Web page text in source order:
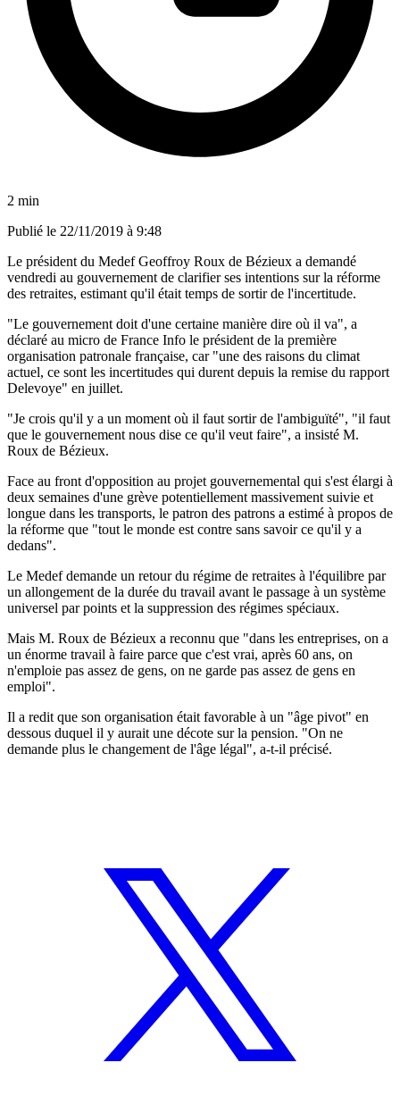
2 min
Publié le 22/11/2019 à 9:48
Le président du Medef Geoffroy Roux de Bézieux a demandé
vendredi au gouvernement de clarifier ses intentions sur la réforme
des retraites, estimant qu'il était temps de sortir de l'incertitude.
"Le gouvernement doit d'une certaine manière dire où il va", a
déclaré au micro de France Info le président de la première
organisation patronale française, car "une des raisons du climat
actuel, ce sont les incertitudes qui durent depuis la remise du rapport
Delevoye" en juillet.
"Je crois qu'il y a un moment où il faut sortir de l'ambiguïté", "il faut
que le gouvernement nous dise ce qu'il veut faire", a insisté M.
Roux de Bézieux.
Face au front d'opposition au projet gouvernemental qui s'est élargi à
deux semaines d'une grève potentiellement massivement suivie et
longue dans les transports, le patron des patrons a estimé à propos de
la réforme que "tout le monde est contre sans savoir ce qu'il y a
dedans".
Le Medef demande un retour du régime de retraites à l'équilibre par
un allongement de la durée du travail avant le passage à un système
universel par points et la suppression des régimes spéciaux.
Mais M. Roux de Bézieux a reconnu que "dans les entreprises, on a
un énorme travail à faire parce que c'est vrai, après 60 ans, on
n'emploie pas assez de gens, on ne garde pas assez de gens en
emploi".
Il a redit que son organisation était favorable à un "âge pivot" en
dessous duquel il y aurait une décote sur la pension. "On ne
demande plus le changement de l'âge légal", a-t-il précisé.